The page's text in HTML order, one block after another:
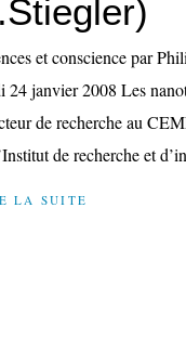
et conscience par
24 janvier 2008 Les
de recherche au
de recherche et
LA SUITE